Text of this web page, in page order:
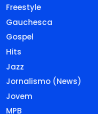
Freestyle
Gauchesca
Gospel
Hits
Jazz
Jornalismo (News)
Jovem
MPB